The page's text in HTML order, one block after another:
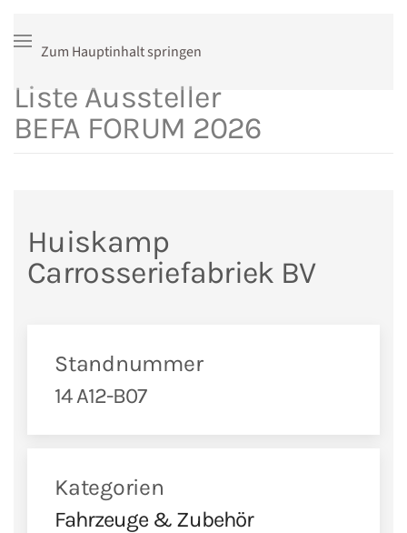
Zum Hauptinhalt springen
Liste Aussteller
BEFA FORUM 2026
Huiskamp
Carrosseriefabriek BV
Standnummer
14 A12-B07
Kategorien
Fahrzeuge & Zubehör